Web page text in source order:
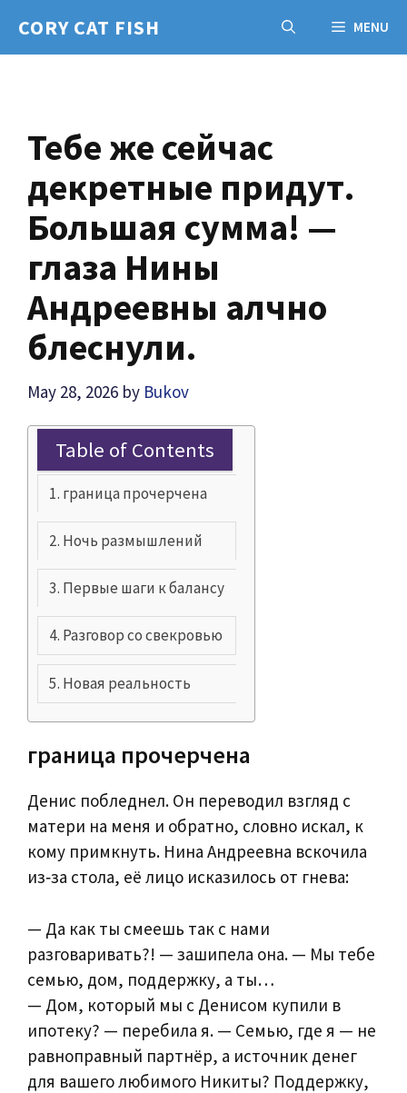
CORY CAT FISH MENU
Тебе же сейчас
декретные придут.
Большая сумма! —
глаза Нины
Андреевны алчно
блеснули.
May 28, 2026 by Bukov
Table of Contents
граница прочерчена
Ночь размышлений
Первые шаги к балансу
Разговор со свекровью
Новая реальность
граница прочерчена
Денис побледнел. Он переводил взгляд с
матери на меня и обратно, словно искал, к
кому примкнуть. Нина Андреевна вскочила
из‑за стола, её лицо исказилось от гнева:
— Да как ты смеешь так с нами
разговаривать?! — зашипела она. — Мы тебе
семью, дом, поддержку, а ты…
— Дом, который мы с Денисом купили в
ипотеку? — перебила я. — Семью, где я — не
равноправный партнёр, а источник денег
для вашего любимого Никиты? Поддержку,